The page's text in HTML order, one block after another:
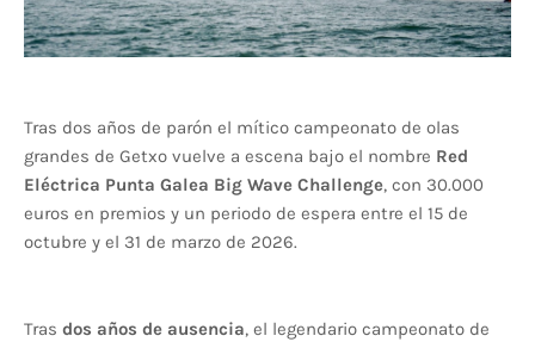
Tras dos años de parón el mítico campeonato de olas
grandes de Getxo vuelve a escena bajo el nombre Red
Eléctrica Punta Galea Big Wave Challenge, con 30.000
euros en premios y un periodo de espera entre el 15 de
octubre y el 31 de marzo de 2026.
Tras dos años de ausencia, el legendario campeonato de